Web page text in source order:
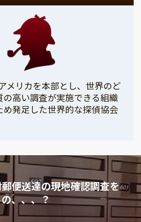
メリカを本部とし、世界のど
の高い調査が実施できる組織
め発足した世界的な探偵協会
便送達の現地確認調査を
、、、？